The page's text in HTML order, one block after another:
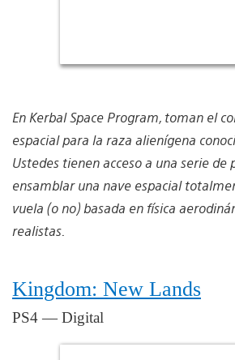
En Kerbal Space Program, toman el
espacial para la raza alienígena
Ustedes tienen acceso a una serie de
ensamblar una nave espacial
vuela (o no) basada en física
realistas.
Kingdom: New Lands
PS4 — Digital